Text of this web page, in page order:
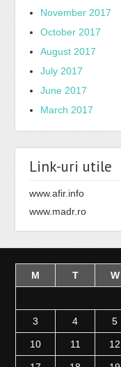
November 2017
October 2017
August 2017
July 2017
June 2017
March 2017
Link-uri utile
www.afir.info
www.madr.ro
M
T W
3 4 5
10 11 12